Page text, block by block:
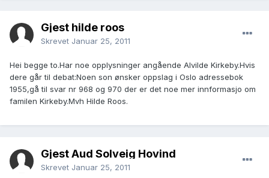
Gjest hilde roos
Skrevet Januar 25, 2011
Hei begge to.Har noe opplysninger angående Alvilde Kirkeby.Hvis
dere går til debat:Noen son ønsker oppslag i Oslo adressebok
1955,gå til svar nr 968 og 970 der er det noe mer innformasjo om
familen Kirkeby.Mvh Hilde Roos.
Gjest Aud Solveig Hovind
Skrevet Januar 25, 2011